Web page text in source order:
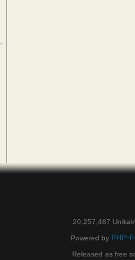
20,257,487
Powered by PHP-
Released as free